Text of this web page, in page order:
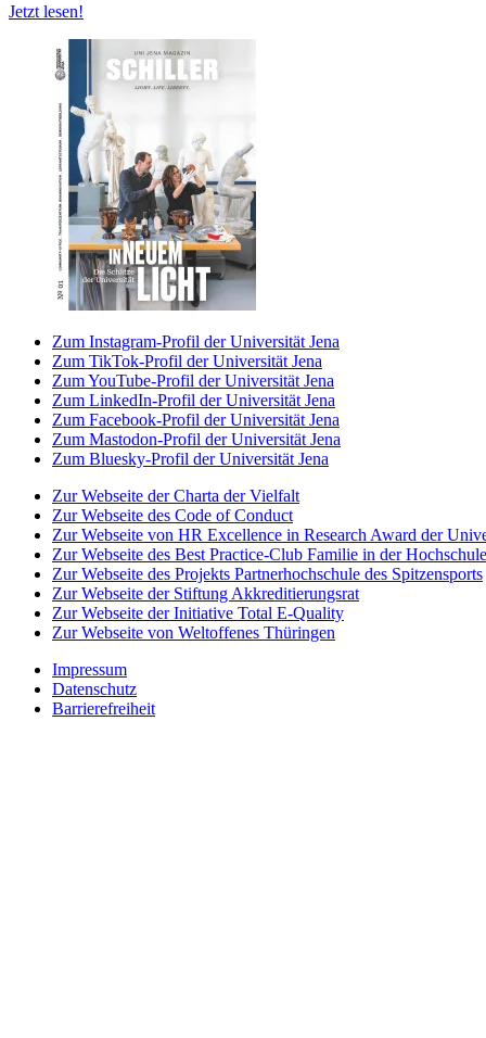
Jetzt lesen!
Zum Instagram-Profil der Universität Jena
Zum TikTok-Profil der Universität Jena
Zum YouTube-Profil der Universität Jena
Zum LinkedIn-Profil der Universität Jena
Zum Facebook-Profil der Universität Jena
Zum Mastodon-Profil der Universität Jena
Zum Bluesky-Profil der Universität Jena
Zur Webseite der Charta der Vielfalt
Zur Webseite des Code of Conduct
Zur Webseite von HR Excellence in Research Award der
Zur Webseite des Best Practice-Club Familie in der Hochschule
Zur Webseite des Projekts Partnerhochschule des Spitzensports
Zur Webseite der Stiftung Akkreditierungsrat
Zur Webseite der Initiative Total E-Quality
Zur Webseite von Weltoffenes Thüringen
Impressum
Datenschutz
Barrierefreiheit